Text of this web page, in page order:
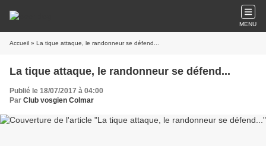
MENU
Accueil » La tique attaque, le randonneur se défend...
La tique attaque, le randonneur se défend...
Publié le 18/07/2017 à 04:00
Par Club vosgien Colmar